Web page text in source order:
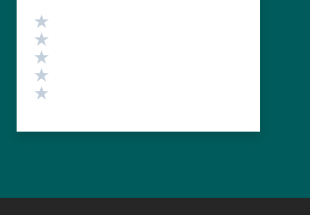
Valutazione